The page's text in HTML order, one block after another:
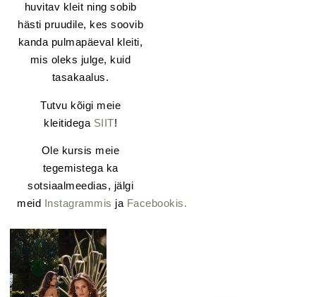
huvitav kleit ning sobib
hästi pruudile, kes soovib
kanda pulmapäeval kleiti,
mis oleks julge, kuid
tasakaalus.
Tutvu kõigi meie
kleitidega SIIT!
Ole kursis meie
tegemistega ka
sotsiaalmeedias, jälgi
meid Instagrammis ja Facebookis.